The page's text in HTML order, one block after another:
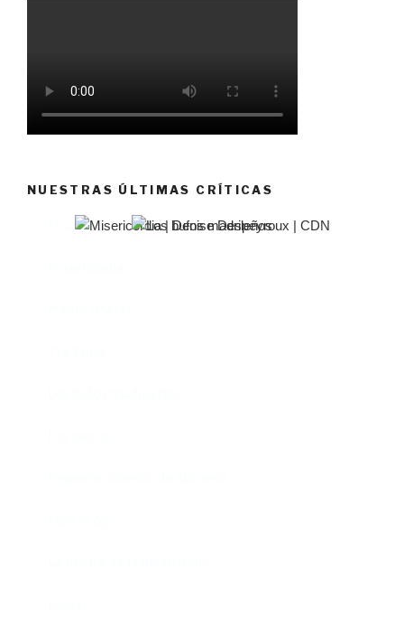
NUESTRAS ÚLTIMAS CRÍTICAS
El castillo de Lindabridis